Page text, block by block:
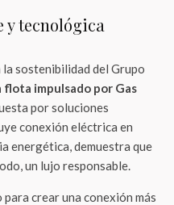
y tecnológica
la sostenibilidad del Grupo
flota impulsado por Gas
por soluciones
conexión eléctrica en
energética, demuestra que
un lujo responsable.
crear una conexión más